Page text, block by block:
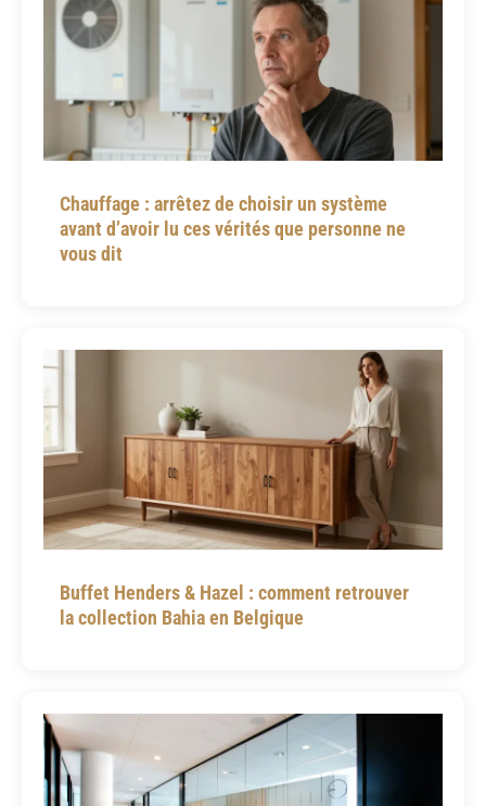
Chauffage : arrêtez de choisir un système
avant d’avoir lu ces vérités que personne ne
vous dit
Buffet Henders & Hazel : comment retrouver
la collection Bahia en Belgique